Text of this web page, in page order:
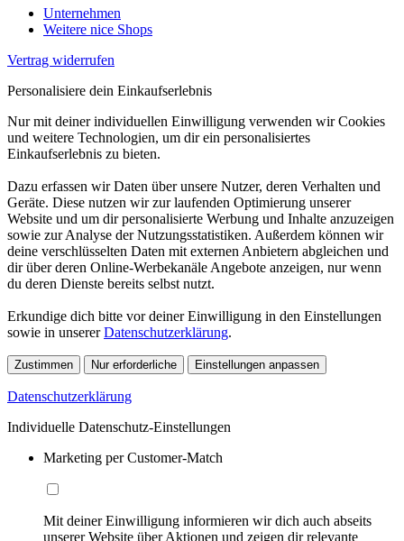
Unternehmen
Weitere nice Shops
Vertrag widerrufen
Personalisiere dein Einkaufserlebnis
Nur mit deiner individuellen Einwilligung verwenden wir Cookies
und weitere Technologien, um dir ein personalisiertes
Einkaufserlebnis zu bieten.
Dazu erfassen wir Daten über unsere Nutzer, deren Verhalten und
Geräte. Diese nutzen wir zur laufenden Optimierung unserer
Website und um dir personalisierte Werbung und Inhalte anzuzeigen
sowie zur Analyse der Nutzungsstatistiken. Außerdem können wir
deine verschlüsselten Daten mit externen Anbietern abgleichen und
dir über deren Online-Werbekanäle Angebote anzeigen, nur wenn
du deren Dienste bereits selbst nutzt.
Erkundige dich bitte vor deiner Einwilligung in den Einstellungen
sowie in unsererDatenschutzerklärung.
Zustimmen Nur erforderliche Einstellungen anpassen
Datenschutzerklärung
Individuelle Datenschutz-Einstellungen
Marketing per Customer-Match
Mit deiner Einwilligung informieren wir dich auch abseits
unserer Website über Aktionen und zeigen dir relevante